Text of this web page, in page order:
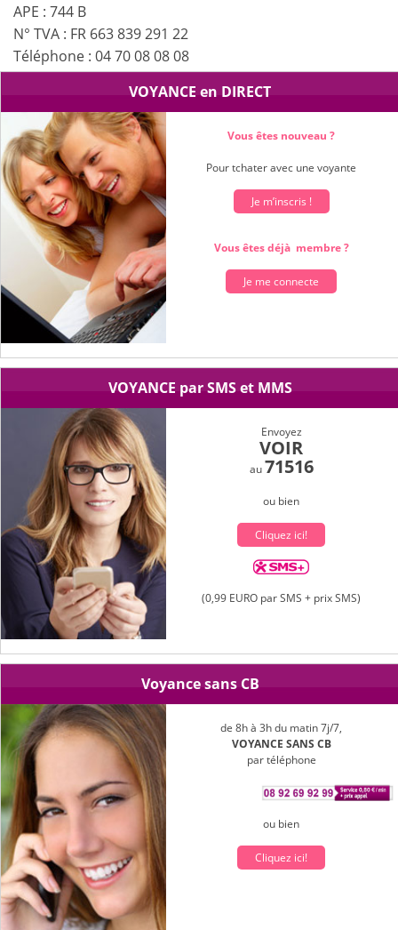
APE : 744 B
N° TVA : FR 663 839 291 22
Téléphone : 04 70 08 08 08
VOYANCE en DIRECT
Vous êtes nouveau ?
Pour tchater avec une voyante
Je m’inscris !
Vous êtes déjà membre ?
Je me connecte
VOYANCE par SMS et MMS
Envoyez
VOIR
au71516
ou bien
Cliquez ici!
(0,99 EURO par SMS + prix SMS)
Voyance sans CB
de 8h à 3h du matin 7j/7,
VOYANCE SANS CB
par téléphone
ou bien
Cliquez ici!